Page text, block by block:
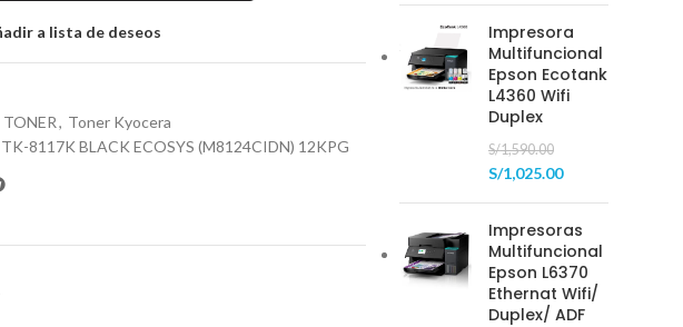
a lista de deseos
TONER , Toner Kyocera
8117K BLACK ECOSYS (M8124CIDN) 12KPG
Impresora
Multifuncional
Epson Ecotank
L4360 Wifi
Duplex
S/1,590.00
S/1,025.00
Impresoras
Multifuncional
Epson L6370
Ethernat Wifi/
Duplex/ ADF